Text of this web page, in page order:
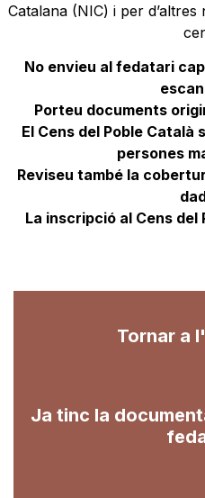
Catalana (NIC) i per
No envieu al fedatari
Porteu documents
El Cens del Poble Català
persones
Reviseu també la
La inscripció al Cens
Tornar a
Ja tinc la